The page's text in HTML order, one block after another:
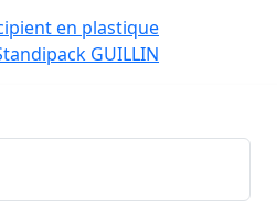
en plastique
GUILLIN